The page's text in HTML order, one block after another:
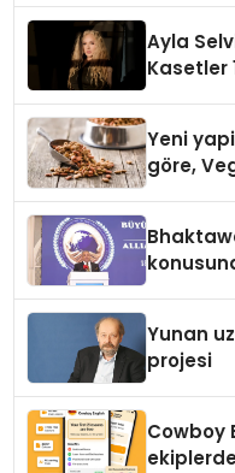
Ayla
Kasetler
Yeni
göre,
Yunan
projesi
Cowboy